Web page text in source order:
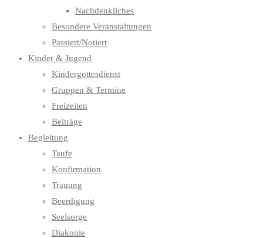
Nachdenkliches
Besondere Veranstaltungen
Passiert/Notiert
Kinder & Jugend
Kindergottesdienst
Gruppen & Termine
Freizeiten
Beiträge
Begleitung
Taufe
Konfirmation
Trauung
Beerdigung
Seelsorge
Diakonie